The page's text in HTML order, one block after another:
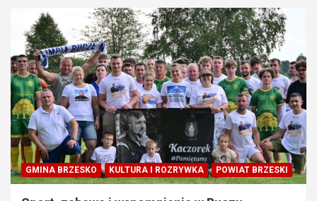
GMINA BRZESKO KULTURA I ROZRYWKA POWIAT BRZESKI